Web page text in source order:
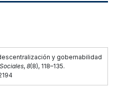
y gobernabilidad
, 8(8), 118–135.